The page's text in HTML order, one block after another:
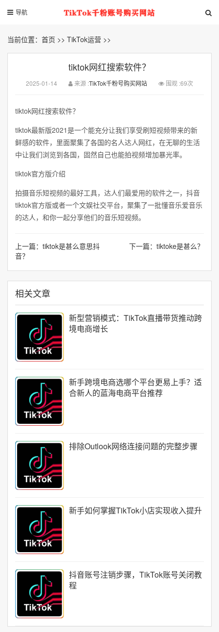
导航
当前位置： 首页 >> TikTok运营 >>
tiktok网红搜索软件？
2025-01-14 来源 :TikTok千粉号购买网站 围观 :69次
tiktok网红搜索软件？
tiktok最新版2021是一个能充分让我们享受刷短视频带来的新
鲜感的软件，里面聚集了各国的名人达人网红，在无聊的生活
中让我们浏览到各国，固然自己也能拍视频增加暴光率。
tiktok官方版介绍
拍摄音乐短视频的最好工具，达人们最爱用的软件之一，抖音
tiktok官方版或者一个文娱社交平台，聚集了一批懂音乐爱音乐
的达人，和你一起分享他们的音乐短视频。
上一篇： tiktok是甚么意思抖
音？
下一篇： tiktoke是甚么？
相关文章
新型营销模式：TikTok直播带货推动跨
境电商增长
新手跨境电商选哪个平台更易上手？适
合新人的蓝海电商平台推荐
排除Outlook网络连接问题的完整步骤
新手如何掌握TikTok小店实现收入提升
抖音账号注销步骤，TikTok账号关闭教
程